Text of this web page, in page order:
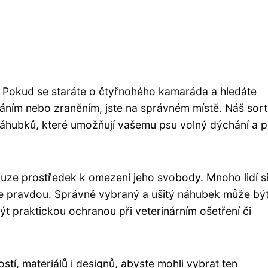
se staráte o čtyřnohého kamaráda a hledáte
nebo zraněním, jste na správném místě. Náš
které umožňují vašemu psu volný dýchání a
prostředek k omezení jeho svobody. Mnoho lidí si
Správně vybraný a ušitý náhubek může
praktickou ochranou při veterinárním ošetření či
materiálů i designů, abyste mohli vybrat ten